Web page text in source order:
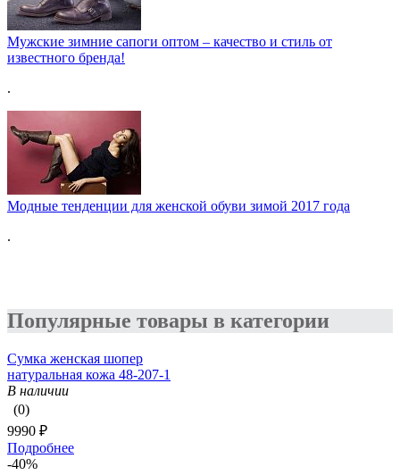
Мужские зимние сапоги оптом – качество и стиль от
известного бренда!
.
Модные тенденции для женской обуви зимой 2017 года
.
Популярные товары в категории
Сумка женская шопер
натуральная кожа 48-207-1
В наличии
(0)
9990 ₽
Подробнее
-40%